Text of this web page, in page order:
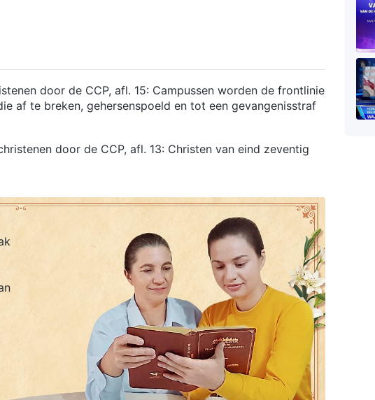
door de CCP, afl. 15: Campussen worden de frontlinie
af te breken, gehersenspoeld en tot een gevangenisstraf
door de CCP, afl. 13: Christen van eind zeventig